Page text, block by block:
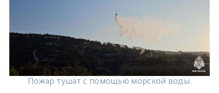
Пожар тушат с помощью морской воды.